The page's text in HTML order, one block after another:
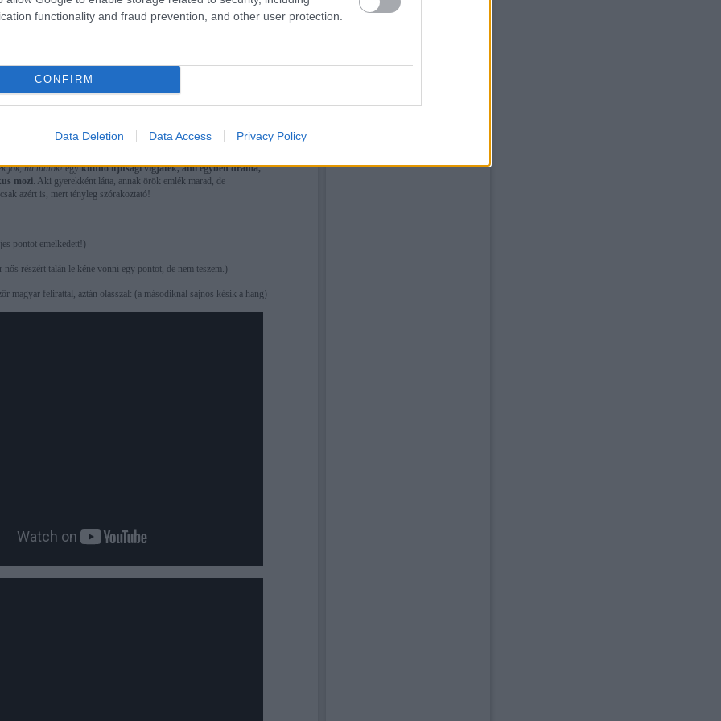
functionality and fraud prevention, and other user protection.
CONFIRM
Data Deletion Data Access Privacy Policy
járta Róma utcáit és miként nagy elődje, megszólított embereket, hogy
a Róma Apostola jelzőt. Játékos humora és szellemessége miatt sokan
hogy a jókedv keresztényibb a melankóliánál és ezt a nézetet
elterjeszteni."Egy vidám szív könnyebben érheti el a tökéletességet,
Rengeteg legenda és történet maradt fent róla, több csodát tulajdonítottak
május 25. a reformátusoknál. Ő Róma és az Amerikai Speciális Erők
értem, de ezt írták róla). Teste a Chiesa Nuova templomban nyugszik.
jók, ha tudtok!egykitűnő ifjúsági vígjáték, ami egyben dráma,
mozi. Aki gyerekként látta, annak örök emlék marad, de
azért is, mert tényleg szórakoztató!
pontot emelkedett!)
részért talán le kéne vonni egy pontot, de nem teszem.)
magyar felirattal, aztán olasszal: (a másodiknál sajnos késik a hang)